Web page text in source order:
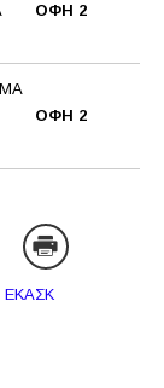
ΟΦΗ 2
ΟΦΗ 2
ΕΚΑΣΚ